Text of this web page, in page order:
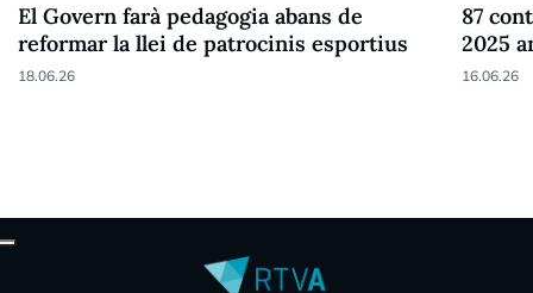
El Govern farà pedagogia abans de
reformar la llei de patrocinis esportius
18.06.26
87
2025
16.06.26